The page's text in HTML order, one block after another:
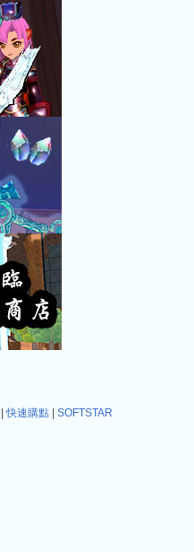
|快速購點 SOFTSTAR